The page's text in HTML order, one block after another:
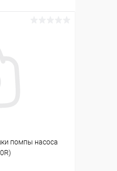
помпы насоса